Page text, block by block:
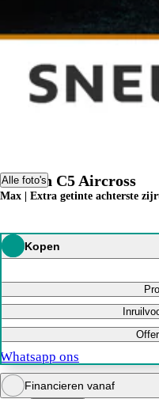
Alle foto's
Citroën C5 Aircross
Max | Extra getinte achterste
Kopen
Whatsapp ons
Financieren vanaf